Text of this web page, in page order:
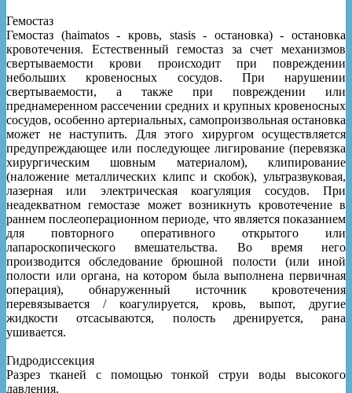
Гемостаз
Гемостаз (haimatos - кровь, stasis - остановка) - остановка
кровотечения. Естественный гемостаз за счет механизмов
свертываемости крови происходит при повреждении
небольших кровеносных сосудов. При нарушении
свертываемости, а также при повреждении или
преднамеренном рассечении средних и крупных кровеносных
сосудов, особенно артериальных, самопроизвольная остановка
может не наступить. Для этого хирургом осуществляется
предупреждающее или последующее лигирование (перевязка
хирургическим шовным материалом), клипирование
(наложение металлических клипс и скобок), ультразвуковая,
лазерная или электрическая коагуляция сосудов. При
неадекватном гемостазе может возникнуть кровотечение в
раннем послеоперационном периоде, что является показанием
для повторного оперативного открытого или
лапароскопического вмешательства. Во время него
производится обследование брюшной полости (или иной
полости или органа, на котором была выполнена первичная
операция), обнаруженный источник кровотечения
перевязывается / коагулируется, кровь, выпот, другие
жидкости отсасываются, полость дренируется, рана
ушивается.
Гидродиссекция
Разрез тканей с помощью тонкой струи воды высокого
давления.